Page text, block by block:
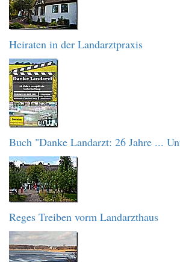
Heiraten in der Landarztpraxis
Buch "Danke Landarzt: 26 Jahre ...
Reges Treiben vorm Landarzthaus